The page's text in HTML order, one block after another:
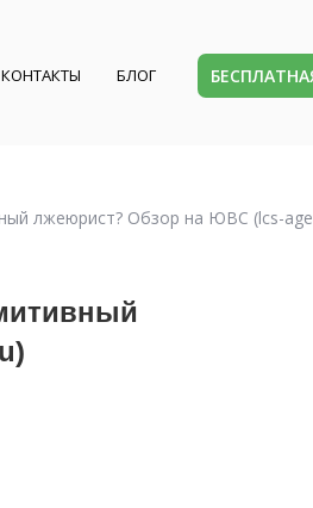
КОНТАКТЫ БЛОГ
лжеюрист? Обзор на ЮВС (lcs-